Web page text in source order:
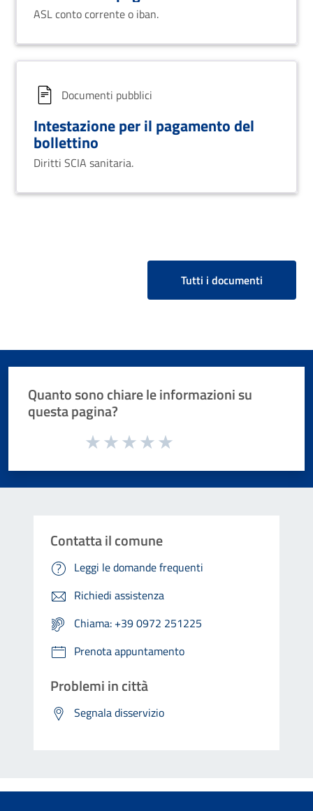
ASL conto corrente o iban.
Documenti pubblici
Intestazione per il pagamento del
bollettino
Diritti SCIA sanitaria.
Tutti i documenti
Quanto sono chiare le informazioni su
questa pagina?
Valuta da 1 a 5 stelle la pagina
Contatta il comune
Leggi le domande frequenti
Richiedi assistenza
Chiama: +39 0972 251225
Prenota appuntamento
Problemi in città
Segnala disservizio